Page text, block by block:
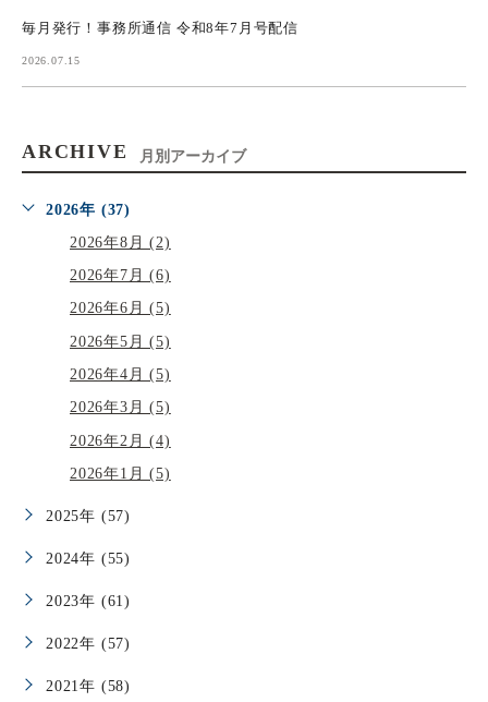
毎月発行！事務所通信 令和8年7月号配信
2026.07.15
ARCHIVE 月別アーカイブ
2026年 (37)
2026年8月 (2)
2026年7月 (6)
2026年6月 (5)
2026年5月 (5)
2026年4月 (5)
2026年3月 (5)
2026年2月 (4)
2026年1月 (5)
2025年 (57)
2024年 (55)
2023年 (61)
2022年 (57)
2021年 (58)